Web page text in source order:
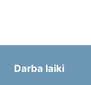
Darba laiki